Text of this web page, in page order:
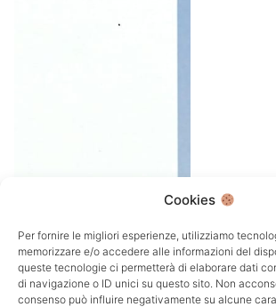
Cookies
Per fornire le migliori esperienze, utilizziamo
memorizzare e/o accedere alle informazioni del
queste tecnologie ci permetterà di elaborare dati
di navigazione o ID unici su questo sito. Non
consenso può influire negativamente su alcune